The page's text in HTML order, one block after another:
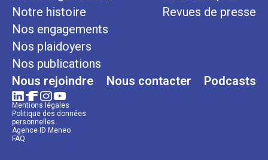
Notre histoire
Nos engagements
Nos plaidoyers
Nos publications
Revues de presse
Nous rejoindre Nous contacter Podcasts
Mentions légales
Politique des données
personnelles
Agence ID Meneo
FAQ